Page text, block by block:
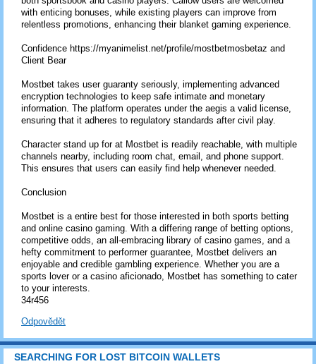
with enticing bonuses, while existing players can improve from
relentless promotions, enhancing their blanket gaming experience.
Confidence https://myanimelist.net/profile/mostbetmosbetaz and
Client Bear
Mostbet takes user guaranty seriously, implementing advanced
encryption technologies to keep safe intimate and monetary
information. The platform operates under the aegis a valid license,
ensuring that it adheres to regulatory standards after civil play.
Character stand up for at Mostbet is readily reachable, with multiple
channels nearby, including room chat, email, and phone support.
This ensures that users can easily find help whenever needed.
Conclusion
Mostbet is a entire best for those interested in both sports betting
and online casino gaming. With a differing range of betting options,
competitive odds, an all-embracing library of casino games, and a
hefty commitment to performer guarantee, Mostbet delivers an
enjoyable and credible gambling experience. Whether you are a
sports lover or a casino aficionado, Mostbet has something to cater
to your interests.
34r456
Odpovědět
SEARCHING FOR LOST BITCOIN WALLETS